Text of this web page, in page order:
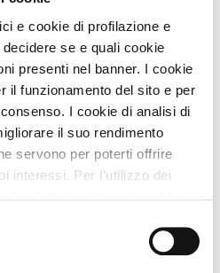
e cookie di profilazione e
se e quali cookie
presenti nel banner. I cookie
il funzionamento del sito e per
I cookie di analisi di
il suo rendimento
servono per poterti offrire
interessi. Per l’utilizzo dei
installati solo i cookie tecnici.
tutto” acconsenti all’utilizzo